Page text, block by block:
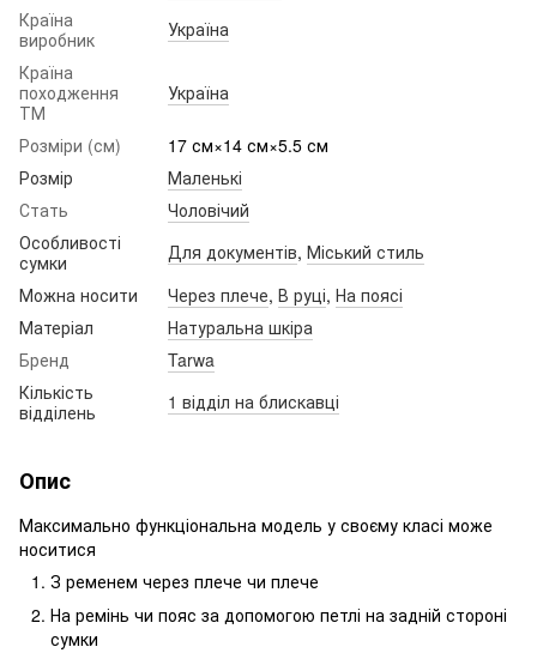
Країна
виробник
Україна
Країна
походження
ТМ
Україна
Розміри (см)
17 см×14 см×5.5 см
Розмір
Маленькі
Стать
Чоловічий
Особливості
сумки
Для документів, Міський стиль
Можна носити
Через плече, В руці, На поясі
Матеріал
Натуральна шкіра
Бренд
Tarwa
Кількість
відділень
1 відділ на блискавці
Опис
Максимально функціональна модель у своєму класі може
носитися
З ременем через плече чи плече
На ремінь чи пояс за допомогою петлі на задній стороні
сумки